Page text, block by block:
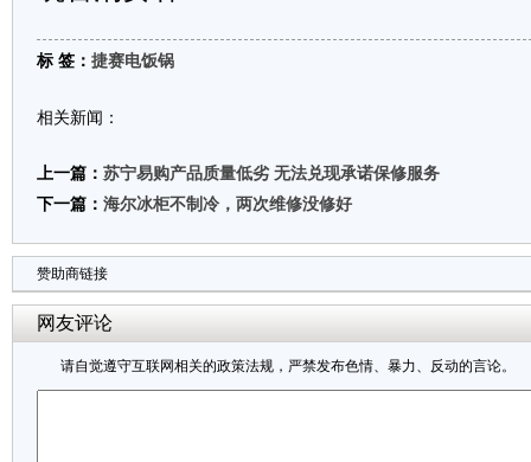
标 签： 捷赛电饭锅
相关新闻：
上一篇： 苏宁易购产品质量低劣 无法兑现承诺保修服务
下一篇： 海尔冰柜不制冷，两次维修没修好
赞助商链接
网友评论
请自觉遵守互联网相关的政策法规，严禁发布色情、暴力、反动的言论。